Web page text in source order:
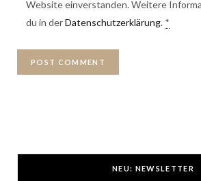
Website einverstanden. Weitere
du in derDatenschutzerklärung. *
NEU: NEWSLETTER